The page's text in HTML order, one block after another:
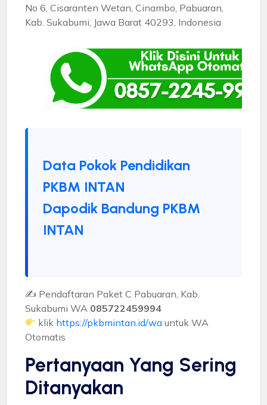
No 6, Cisaranten Wetan, Cinambo, Pabuaran,
Kab. Sukabumi, Jawa Barat 40293, Indonesia
Data Pokok Pendidikan
PKBM INTAN
Dapodik Bandung PKBM
INTAN
✍ Pendaftaran Paket C Pabuaran, Kab.
Sukabumi WA 085722459994
klik https://pkbmintan.id/wa untuk WA
Otomatis
Pertanyaan Yang Sering
Ditanyakan